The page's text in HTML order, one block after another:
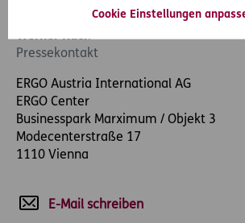
Cookie Einstellungen
Werner Rack
Pressekontakt
ERGO Austria International AG
ERGO Center
Businesspark Marximum / Objekt 3
Modecenterstraße 17
1110 Vienna
E-Mail schreiben